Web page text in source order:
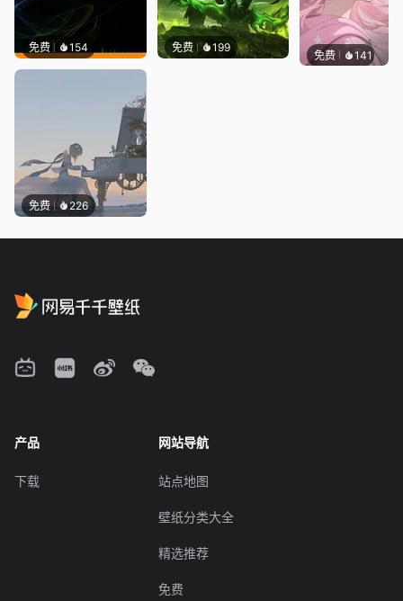
免费 154 免费 199
免费 226
免费 141哆啦
产品
下载
网站导航
站点地图
壁纸分类大全
精选推荐
免费